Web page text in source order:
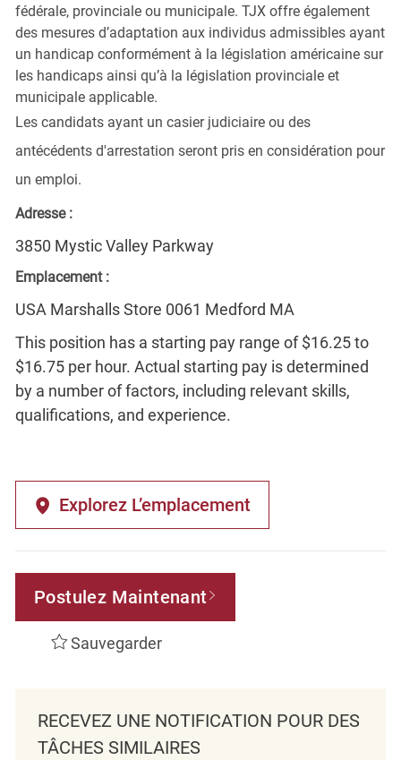
fédérale, provinciale ou municipale. TJX offre également
des mesures d’adaptation aux individus admissibles ayant
un handicap conformément à la législation américaine sur
les handicaps ainsi qu’à la législation provinciale et
municipale applicable.
Les candidats ayant un casier judiciaire ou des
antécédents d'arrestation seront pris en considération pour
un emploi.
Adresse :
3850 Mystic Valley Parkway
Emplacement :
USA Marshalls Store 0061 Medford MA
This position has a starting pay range of $16.25 to
$16.75 per hour. Actual starting pay is determined
by a number of factors, including relevant skills,
qualifications, and experience.
Explorez L’emplacement
Postulez Maintenant
Sauvegarder
RECEVEZ UNE NOTIFICATION POUR DES
TÂCHES SIMILAIRES